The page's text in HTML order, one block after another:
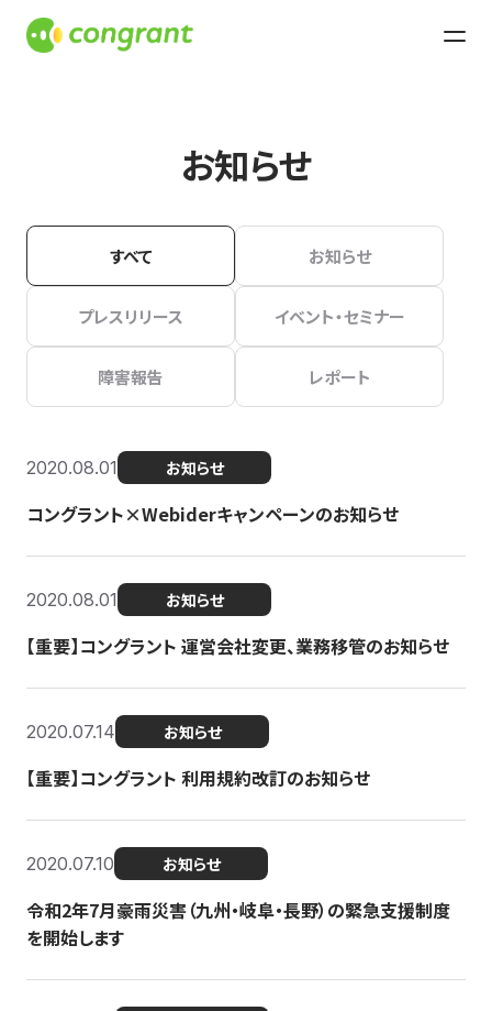
お知らせ
すべて お知らせ
プレスリリース イベント・セミナー
障害報告 レポート
2020.08.01 お知らせ
コングラント×Webiderキャンペーンのお知らせ
2020.08.01 お知らせ
【重要】コングラント 運営会社変更、業務移管のお知らせ
2020.07.14 お知らせ
【重要】コングラント 利用規約改訂のお知らせ
2020.07.10 お知らせ
令和2年7月豪雨災害（九州・岐阜・長野）の緊急支援制度
を開始します